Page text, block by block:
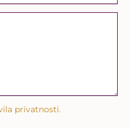
privatnosti.